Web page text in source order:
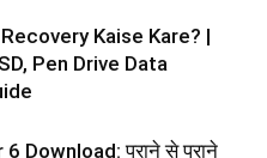
Kaise Kare? |
Pen Drive Data
Download: पुराने से पुराने